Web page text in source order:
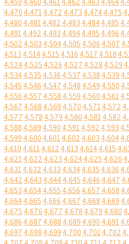
4,4704,4714,4724,4734,4744,475
4,4804,4814,4824,4834,4844,485
4,4914,4924,4934,4944,4954,496
4,5024,5034,5044,5054,5064,507
4,5134,5144,5154,5164,5174,518
4,5244,5254,5264,5274,5284,529
4,5344,5354,5364,5374,5384,539
4,5454,5464,5474,5484,5494,550
4,5564,5574,5584,5594,5604,561
4,5674,5684,5694,5704,5714,572
4,5774,5784,5794,5804,5814,582
4,5884,5894,5904,5914,5924,593
4,5994,6004,6014,6024,6034,604
4,6104,6114,6124,6134,6144,615
4,6214,6224,6234,6244,6254,626
4,6314,6324,6334,6344,6354,636
4,6424,6434,6444,6454,6464,647
4,6534,6544,6554,6564,6574,658
4,6644,6654,6664,6674,6684,669
4,6754,6764,6774,6784,6794,680
4,6864,6874,6884,6894,6904,691
4,6974,6984,6994,7004,7014,702